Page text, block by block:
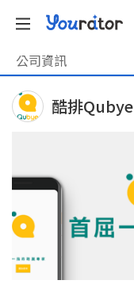
公司資訊
酷排Qubye